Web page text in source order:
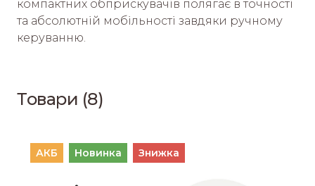
компактних обприскувачів полягає в точності
та абсолютній мобільності завдяки ручному
керуванню.
Товари (8)
АКБ Новинка Знижка